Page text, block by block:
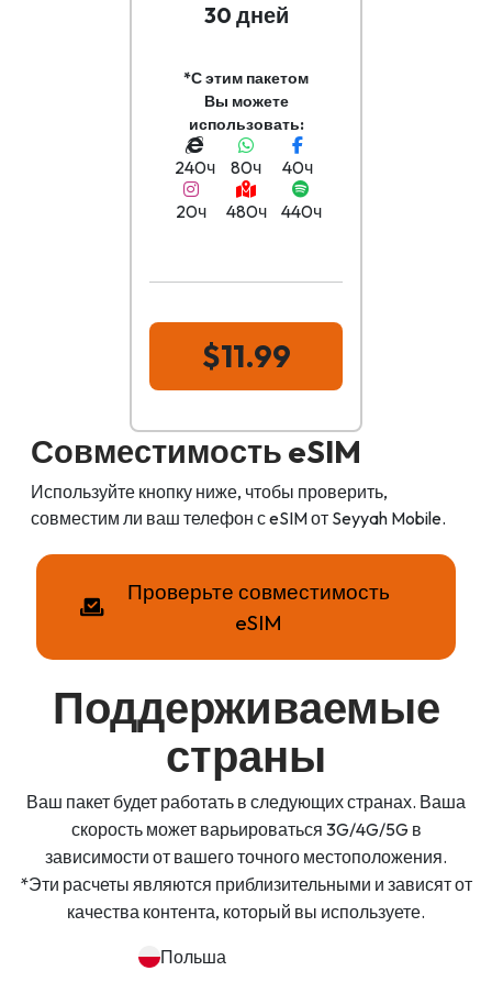
30 дней
*С этим пакетом
Вы можете
использовать:
240ч 80ч
40ч
20ч
480ч 440ч
$11.99
Совместимость eSIM
Используйте кнопку ниже, чтобы проверить,
совместим ли ваш телефон с eSIM от Seyyah Mobile.
Проверьте совместимость
eSIM
Поддерживаемые
страны
Ваш пакет будет работать в следующих странах. Ваша
скорость может варьироваться 3G/4G/5G в
зависимости от вашего точного местоположения.
*Эти расчеты являются приблизительными и зависят от
качества контента, который вы используете.
Польша